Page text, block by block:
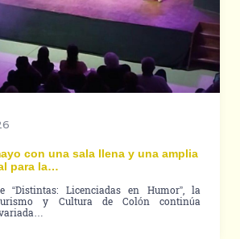
con una sala llena y una amplia
para la…
Licenciadas en Humor”, la
y Cultura de Colón continúa